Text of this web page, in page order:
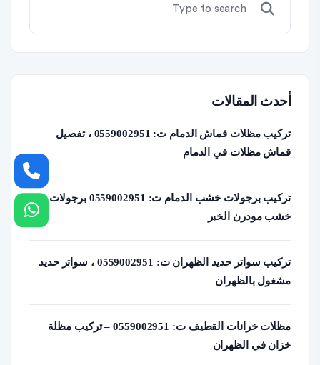
أحدث المقالات
تركيب مظلات قماش الدمام ت: 0559002951 ، تفصيل
قماش مظلات في الدمام
تركيب برجولات خشب الدمام ت: 0559002951 برجولات
خشب مودرن الخبر
تركيب سواتر حديد الظهران ت: 0559002951 ، سواتر حديد
مشغول بالظهران
مظلات خرانات القطيف ت: 0559002951 – تركيب مظلة
خزان في الظهران